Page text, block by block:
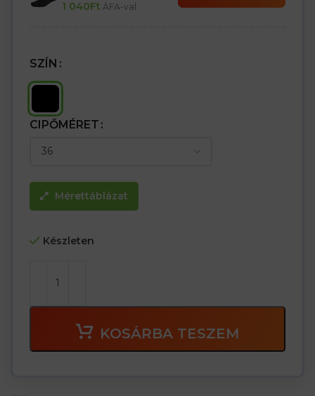
1 040Ft ÁFA-val
SZÍN
CIPŐMÉRET
Mérettáblázat
Készleten
KOSÁRBA TESZEM